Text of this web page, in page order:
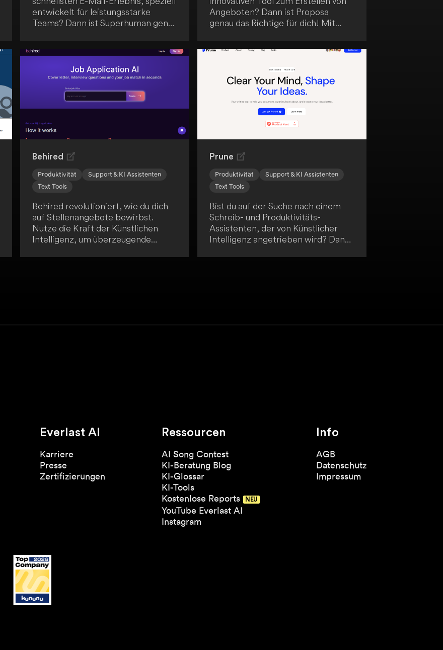
entwickelt für leistungsstarke
Teams? Dann ist Superhuman genau
gestütztem Schreiben,
Zusammenfassungen und geteilten
Posteingängen kannst du die E-Mail-
Bearbeitung enorm beschleunigen.
Profitiere von bis zu 4 Stunden
Zeitersparnis pro Woche und
konzentriere dich auf das
Wesentliche.
Angeboten? Dann ist Proposa
genau das Richtige für dich! Mit
sowie KI-gestützter Texterstellung
kannst du in etwa 20 Minuten dein
nächstes Angebot erstellen und
versenden. Dank unbegrenztem
Dokumentenupload und
elektronischer
Unterschriftenfunktion ist Proposa
Behired
Produktivität
Support & KI Assistenten
Text Tools
Behired revolutioniert, wie du dich
auf Stellenangebote bewirbst.
Nutze die Kraft der Künstlichen
Intelligenz, um überzeugende
Prune
Produktivität
Support & KI Assistenten
Text Tools
Bist du auf der Suche nach einem
Schreib- und Produktivitäts-
Assistenten, der von Künstlicher
Intelligenz angetrieben wird? Dann
Everlast AI
Karriere
Presse
Zertifizierungen
Ressourcen
AI Song Contest
KI-Beratung Blog
KI-Glossar
KI-Tools
Kostenlose Reports
YouTube Everlast AI
Instagram
Info
AGB
Datenschutz
Impressum